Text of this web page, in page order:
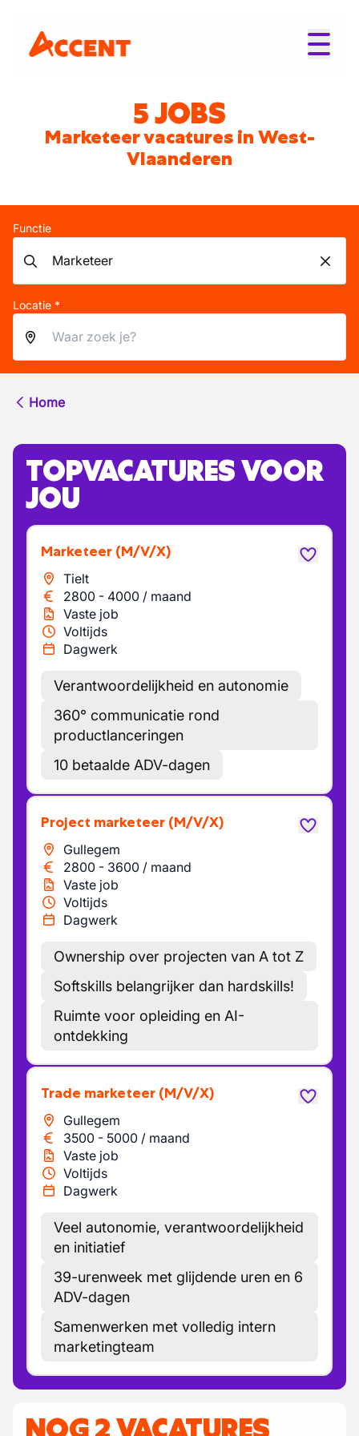
5 JOBS
Marketeer vacatures in West-
Vlaanderen
Functie
Locatie *
Home
TOPVACATURES VOOR
JOU
Marketeer (M/V/X)
Tielt
2800 - 4000 / maand
Vaste job
Voltijds
Dagwerk
Verantwoordelijkheid en autonomie
360° communicatie rond
productlanceringen
10 betaalde ADV-dagen
Project marketeer (M/V/X)
Gullegem
2800 - 3600 / maand
Vaste job
Voltijds
Dagwerk
Ownership over projecten van A tot Z
Softskills belangrijker dan hardskills!
Ruimte voor opleiding en AI-
ontdekking
Trade marketeer (M/V/X)
Gullegem
3500 - 5000 / maand
Vaste job
Voltijds
Dagwerk
Veel autonomie, verantwoordelijkheid
en initiatief
39-urenweek met glijdende uren en 6
ADV-dagen
Samenwerken met volledig intern
marketingteam